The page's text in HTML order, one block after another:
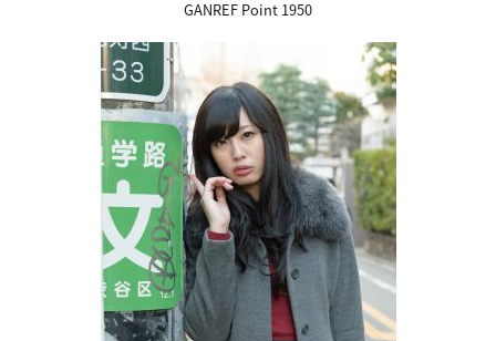
GANREF Point 1950